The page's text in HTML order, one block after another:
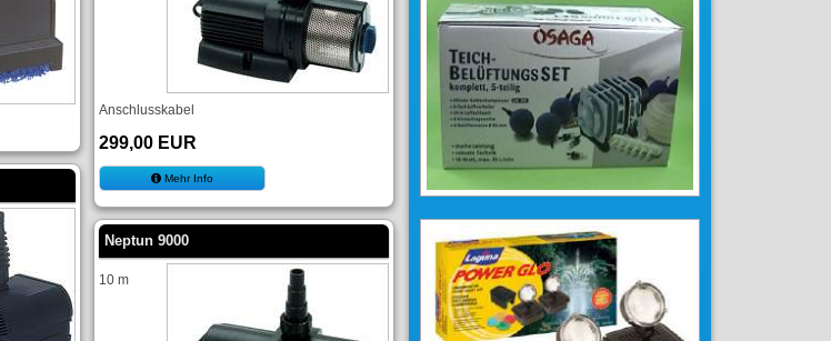
Anschlusskabel
299,00 EUR
Mehr Info
Neptun 9000
10 m